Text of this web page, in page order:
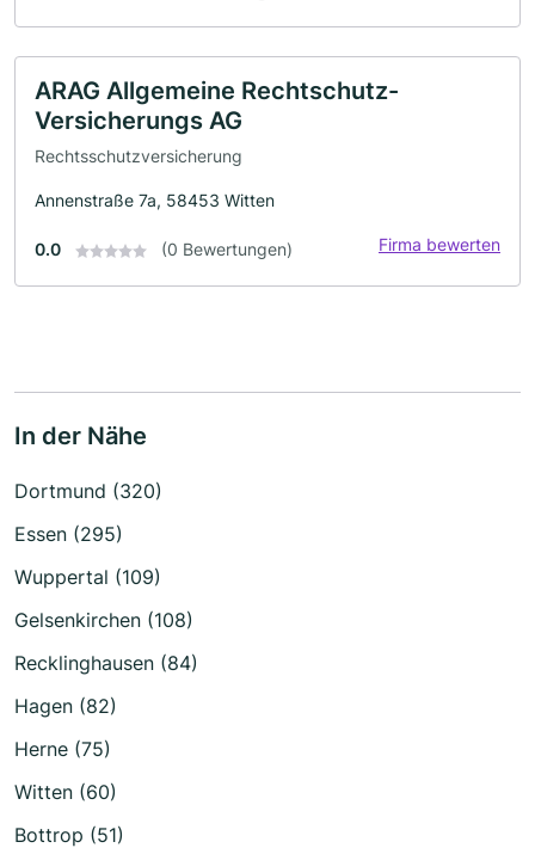
ARAG Allgemeine Rechtschutz-
Versicherungs AG
Rechtsschutzversicherung
Annenstraße 7a, 58453 Witten
0.0 (0 Bewertungen) Firma bewerten
In der Nähe
Dortmund (320)
Essen (295)
Wuppertal (109)
Gelsenkirchen (108)
Recklinghausen (84)
Hagen (82)
Herne (75)
Witten (60)
Bottrop (51)